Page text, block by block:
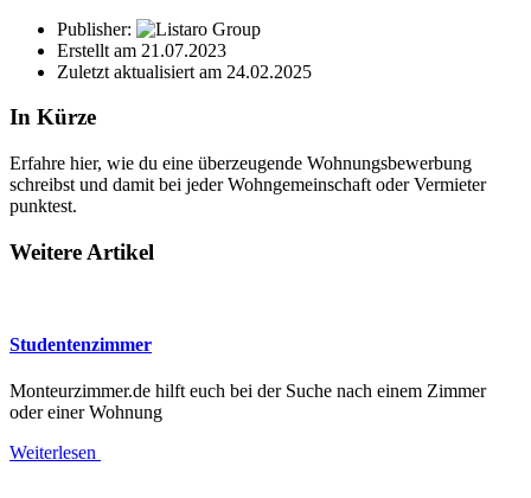
Publisher:
Erstellt am 21.07.2023
Zuletzt aktualisiert am 24.02.2025
In Kürze
Erfahre hier, wie du eine überzeugende Wohnungsbewerbung
schreibst und damit bei jeder Wohngemeinschaft oder Vermieter
punktest.
Weitere Artikel
Studentenzimmer
Monteurzimmer.de hilft euch bei der Suche nach einem Zimmer
oder einer Wohnung
Weiterlesen